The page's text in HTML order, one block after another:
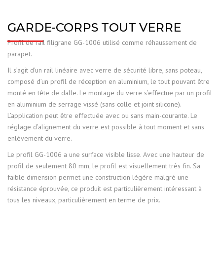
GARDE-CORPS TOUT VERRE
Profil de rail filigrane GG-1006 utilisé comme réhaussement de
parapet.
Il s’agit d’un rail linéaire avec verre de sécurité libre, sans poteau,
composé d’un profil de réception en aluminium, le tout pouvant être
monté en tête de dalle. Le montage du verre s’effectue par un profil
en aluminium de serrage vissé (sans colle et joint silicone).
L’application peut être effectuée avec ou sans main-courante. Le
réglage d’alignement du verre est possible à tout moment et sans
enlèvement du verre.
Le profil GG-1006 a une surface visible lisse. Avec une hauteur de
profil de seulement 80 mm, le profil est visuellement très fin. Sa
faible dimension permet une construction légère malgré une
résistance éprouvée, ce produit est particulièrement intéressant à
tous les niveaux, particulièrement en terme de prix.